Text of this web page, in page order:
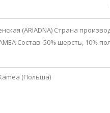
(ARIADNA) Страна
Состав: 50% шерсть, 10%
(Польша)